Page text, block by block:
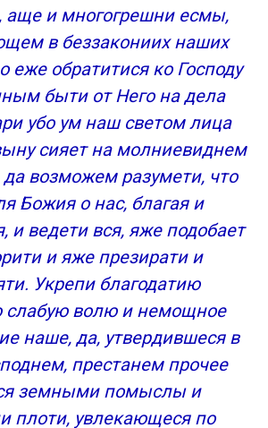
аще и многогрешни есмы,
в беззакониих наших
еже обратитися ко Господу
быти от Него на дела
убо ум наш светом лица
сияет на молниевиднем
да возможем разумети, что
Божия о нас, благая и
и ведети вся, яже подобает
и яже презирати и
Укрепи благодатию
слабую волю и немощное
наше, да, утвердившеся в
престанем прочее
земными помыслы и
плоти, увлекающеся по